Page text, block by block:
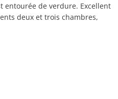
entourée de verdure. Excellent
deux et trois chambres,